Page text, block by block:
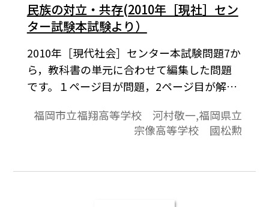
民族の対立・共存(2010年［現社］セン
ター試験本試験より）
2010年［現代社会］センター本試験問題7か
ら，教科書の単元に合わせて編集した問題
です。１ページ目が問題，2ページ目が解答
福岡市立福翔高等学校 河村敬一,福岡県立
宗像高等学校 國松勲